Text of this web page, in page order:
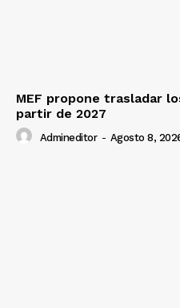
MEF propone trasladar
partir de 2027
Admineditor - Agosto 8,